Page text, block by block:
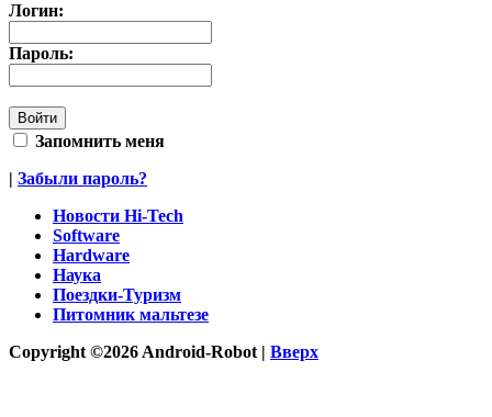
Логин:
Пароль:
Запомнить меня
| Забыли пароль?
Новости Hi-Tech
Software
Hardware
Наука
Поездки-Туризм
Питомник мальтезе
Copyright ©2026 Android-Robot | Вверх